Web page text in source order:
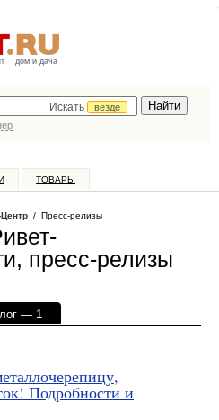
дом и дача
Искать
везде
ТОВАРЫ
/ Пресс-релизы
пресс-релизы
— 1
Подробности и